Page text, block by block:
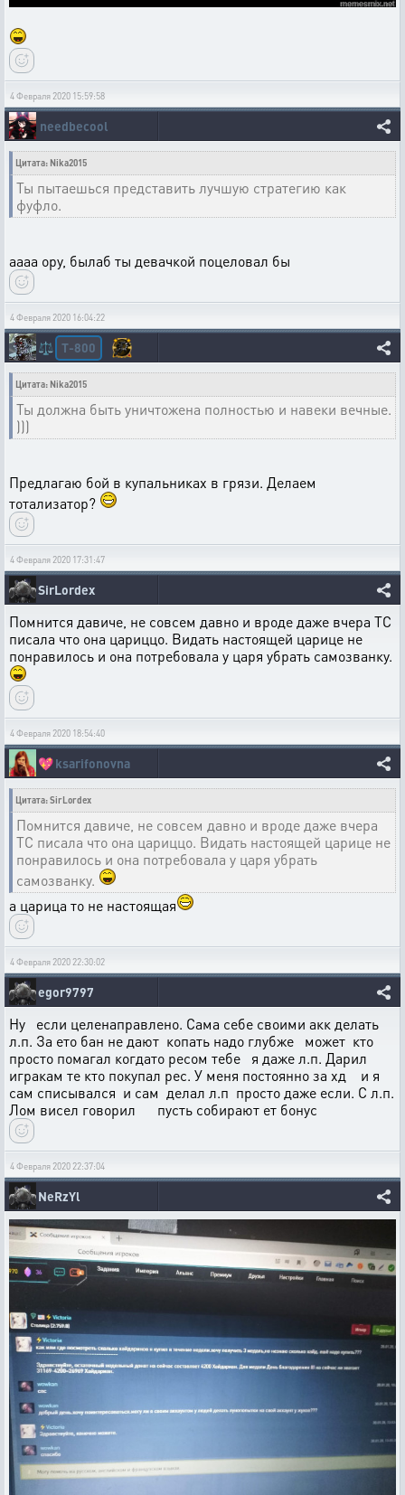
4 Февраля 2020 15:59:58
needbecool
Цитата: Nika2015
Ты пытаешься представить лучшую стратегию как
фуфло.
аааа ору, былаб ты девачкой поцеловал бы
4 Февраля 2020 16:04:22
⚖️ T-800
Цитата: Nika2015
Ты должна быть уничтожена полностью и навеки вечные.
)))
Предлагаю бой в купальниках в грязи. Делаем
тотализатор?
4 Февраля 2020 17:31:47
SirLordex
Помнится давиче, не совсем давно и вроде даже вчера ТС
писала что она цариццо. Видать настоящей царице не
понравилось и она потребовала у царя убрать самозванку.
4 Февраля 2020 18:54:40
💖ksarifonovna
Цитата: SirLordex
Помнится давиче, не совсем давно и вроде даже вчера
ТС писала что она цариццо. Видать настоящей царице не
понравилось и она потребовала у царя убрать
самозванку.
а царица то не настоящая
4 Февраля 2020 22:30:02
egor9797
Ну если целенаправлено. Сама себе своими акк делать
л.п. За ето бан не дают копать надо глубже может кто
просто помагал когдато ресом тебе я даже л.п. Дарил
игракам те кто покупал рес. У меня постоянно за хд и я
сам списывался и сам делал л.п просто даже если. С л.п.
Лом висел говорил пусть собирают ет бонус
4 Февраля 2020 22:37:04
NeRzYl